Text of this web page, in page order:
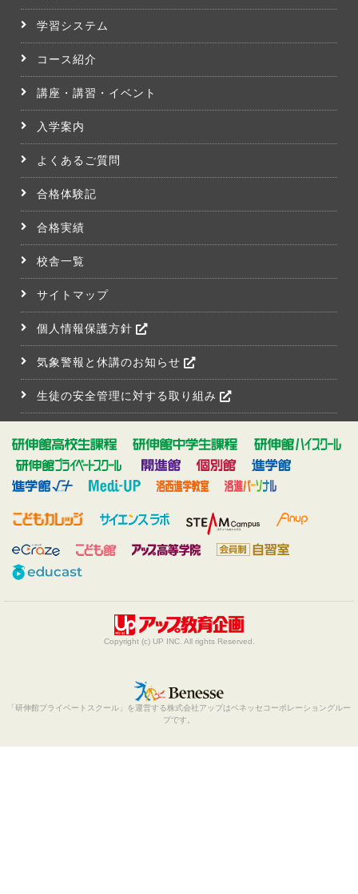
学習システム
コース紹介
講座・講習・イベント
入学案内
よくあるご質問
合格体験記
合格実績
校舎一覧
サイトマップ
個人情報保護方針
気象警報と休講のお知らせ
生徒の安全管理に対する取り組み
Copyright (c) UP INC. All rights Reserved.
「研伸館プライベートスクール」を運営する株式会社アップはベネッセコーポレーショングルー
プです。